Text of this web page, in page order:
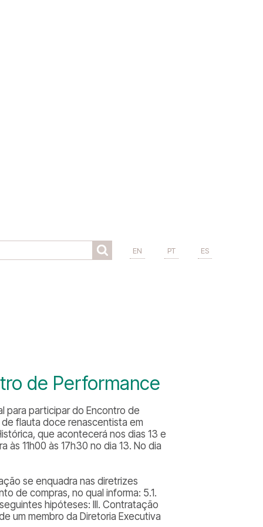
EN PT ES
de Performance
para participar do Encontro de
flauta doce renascentista em
que acontecerá nos dias 13 e
11h00 às 17h30 no dia 13. No dia
se enquadra nas diretrizes
de compras, no qual informa: 5.1.
hipóteses: III. Contratação
um membro da Diretoria Executiva